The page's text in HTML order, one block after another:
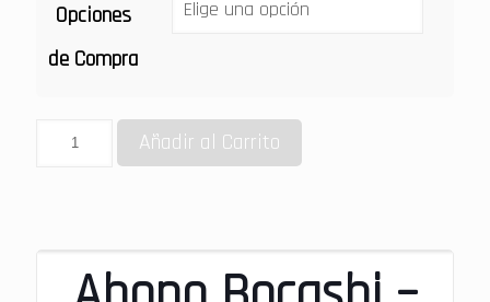
Opciones
de Compra
Añadir al Carrito